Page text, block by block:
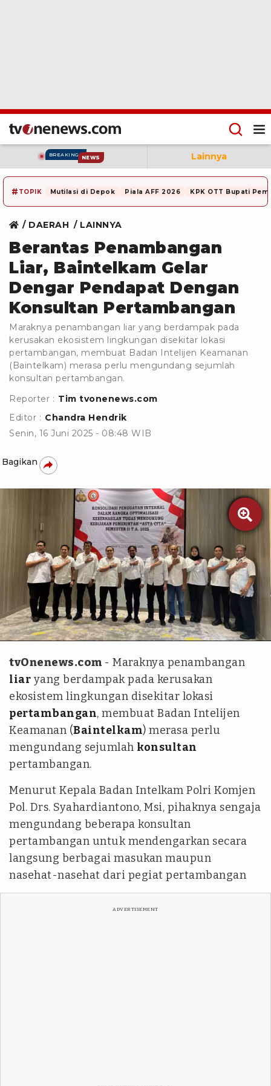
BREAKING NEWS Lainnya
# TOPIK Mutilasi di Depok Piala AFF 2026 KPK OTT Bupati
DAERAH LAINNYA
Berantas Penambangan
Liar, Baintelkam Gelar
Dengar Pendapat Dengan
Konsultan Pertambangan
Maraknya penambangan liar yang berdampak pada
kerusakan ekosistem lingkungan disekitar lokasi
pertambangan, membuat Badan Intelijen Keamanan
(Baintelkam) merasa perlu mengundang sejumlah
konsultan pertambangan.
Reporter : Tim tvonenews.com
Editor : Chandra Hendrik
Senin, 16 Juni 2025 - 08:48 WIB
Bagikan

Istimewa
tvOnenews.com - Maraknya penambangan
liar yang berdampak pada kerusakan
ekosistem lingkungan disekitar lokasi
pertambangan, membuat Badan Intelijen
Keamanan (Baintelkam) merasa perlu
mengundang sejumlah konsultan
pertambangan.
Menurut Kepala Badan Intelkam Polri Komjen
Pol. Drs. Syahardiantono, Msi, pihaknya sengaja
mengundang beberapa konsultan
pertambangan untuk mendengarkan secara
langsung berbagai masukan maupun
nasehat-nasehat dari pegiat pertambangan
ADVERTISEMENT